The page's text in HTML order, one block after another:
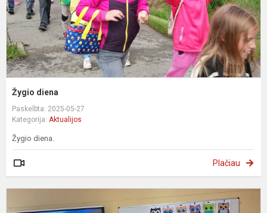
Žygio diena
Paskelbta: 2025-05-27
Kategorija: Aktualijos
Žygio diena.
Plačiau